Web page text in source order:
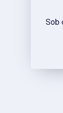
Sob